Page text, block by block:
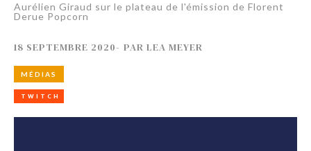
Aurélien Giraud sur le plateau de l'émission de Florent
Derue Popcorn
18 SEPTEMBRE 2020- PAR LEA MEYER
MÉDIAS
TWITCH